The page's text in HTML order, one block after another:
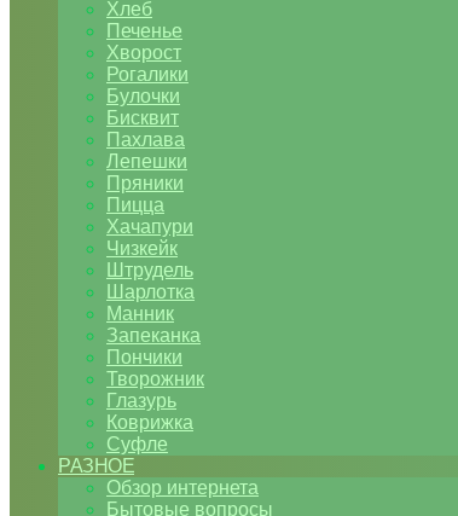
Хлеб
Печенье
Хворост
Рогалики
Булочки
Бисквит
Пахлава
Лепешки
Пряники
Пицца
Хачапури
Чизкейк
Штрудель
Шарлотка
Манник
Запеканка
Пончики
Творожник
Глазурь
Коврижка
Суфле
РАЗНОЕ
Обзор интернета
Бытовые вопросы